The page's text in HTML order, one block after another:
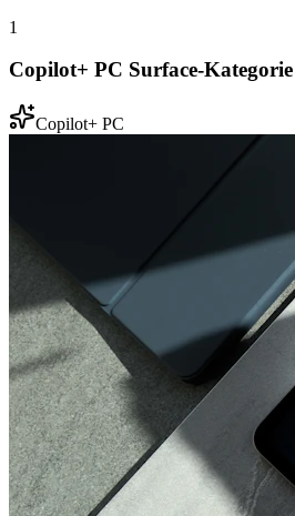
1
Copilot+ PC Surface-
Copilot+ PC